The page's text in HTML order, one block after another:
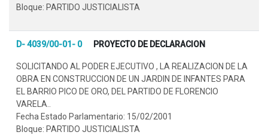
Bloque: PARTIDO JUSTICIALISTA
D- 4039/00-01- 0 PROYECTO DE DECLARACION
SOLICITANDO AL PODER EJECUTIVO , LA REALIZACION DE LA
OBRA EN CONSTRUCCION DE UN JARDIN DE INFANTES PARA
EL BARRIO PICO DE ORO, DEL PARTIDO DE FLORENCIO
VARELA..
Fecha Estado Parlamentario: 15/02/2001
Bloque: PARTIDO JUSTICIALISTA